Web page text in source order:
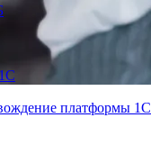
платформы 1С